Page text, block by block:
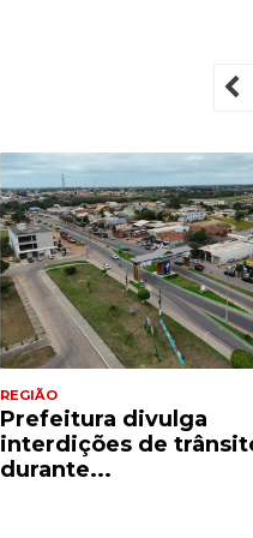
REGIÃO
Prefeitura divulga
interdições de
durante...